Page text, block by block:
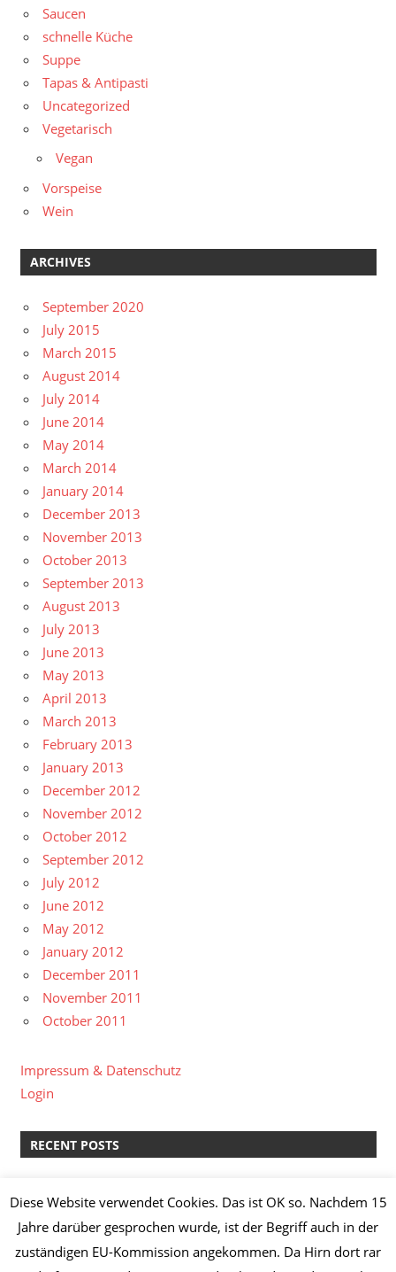
Saucen
schnelle Küche
Suppe
Tapas & Antipasti
Uncategorized
Vegetarisch
Vegan
Vorspeise
Wein
ARCHIVES
September 2020
July 2015
March 2015
August 2014
July 2014
June 2014
May 2014
March 2014
January 2014
December 2013
November 2013
October 2013
September 2013
August 2013
July 2013
June 2013
May 2013
April 2013
March 2013
February 2013
January 2013
December 2012
November 2012
October 2012
September 2012
July 2012
June 2012
May 2012
January 2012
December 2011
November 2011
October 2011
Impressum & Datenschutz
Login
RECENT POSTS
Lachs-Spinat-Lasagne & Manz Weißburgunder “Löss”
2014
Knoblauch-Hähnchenbrust mit Broccoli,
Diese Website verwendet Cookies. Das ist OK so. Nachdem 15
Jahre darüber gesprochen wurde, ist der Begriff auch in der
zuständigen EU-Kommission angekommen. Da Hirn dort rar